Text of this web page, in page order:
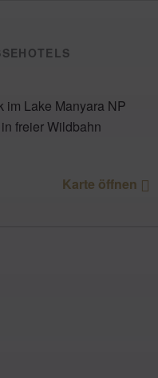
im Lake Manyara NP
freier Wildbahn
Karte öffnen